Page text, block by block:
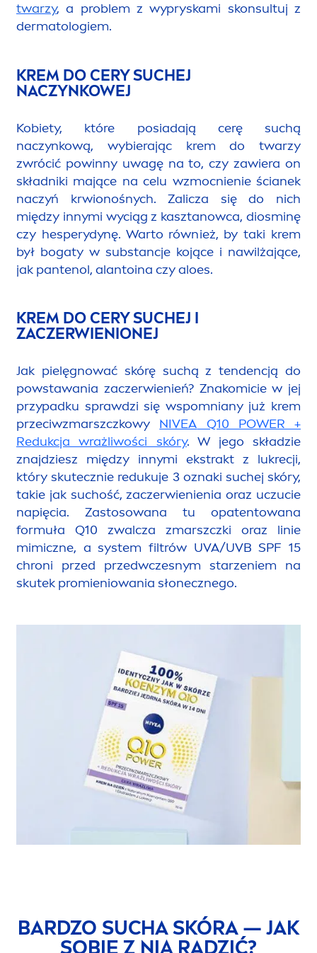
twarzy, a problem z wypryskami skonsultuj z
dermatologiem.
KREM DO CERY SUCHEJ
NACZYNKOWEJ
Kobiety, które posiadają cerę suchą
naczynkową, wybierając krem do twarzy
zwrócić powinny uwagę na to, czy zawiera on
składniki mające na celu wzmocnienie ścianek
naczyń krwionośnych. Zalicza się do nich
między innymi wyciąg z kasztanowca, diosminę
czy hesperydynę. Warto również, by taki krem
był bogaty w substancje kojące i nawilżające,
jak pantenol, alantoina czy aloes.
KREM DO CERY SUCHEJ I
ZACZERWIENIONEJ
Jak pielęgnować skórę suchą z tendencją do
powstawania zaczerwienień? Znakomicie w jej
przypadku sprawdzi się wspomniany już krem
przeciwzmarszczkowy NIVEA Q10 POWER +
Redukcja wrażliwości skóry. W jego składzie
znajdziesz między innymi ekstrakt z lukrecji,
który skutecznie redukuje 3 oznaki suchej skóry,
takie jak suchość, zaczerwienienia oraz uczucie
napięcia. Zastosowana tu opatentowana
formuła Q10 zwalcza zmarszczki oraz linie
mimiczne, a system filtrów UVA/UVB SPF 15
chroni przed przedwczesnym starzeniem na
skutek promieniowania słonecznego.
BARDZO SUCHA SKÓRA — JAK
SOBIE Z NIĄ RADZIĆ?